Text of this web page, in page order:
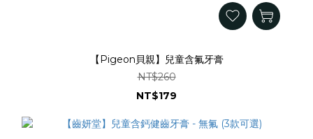
【Pigeon貝親】兒童含氟牙膏
NT$260
NT$179